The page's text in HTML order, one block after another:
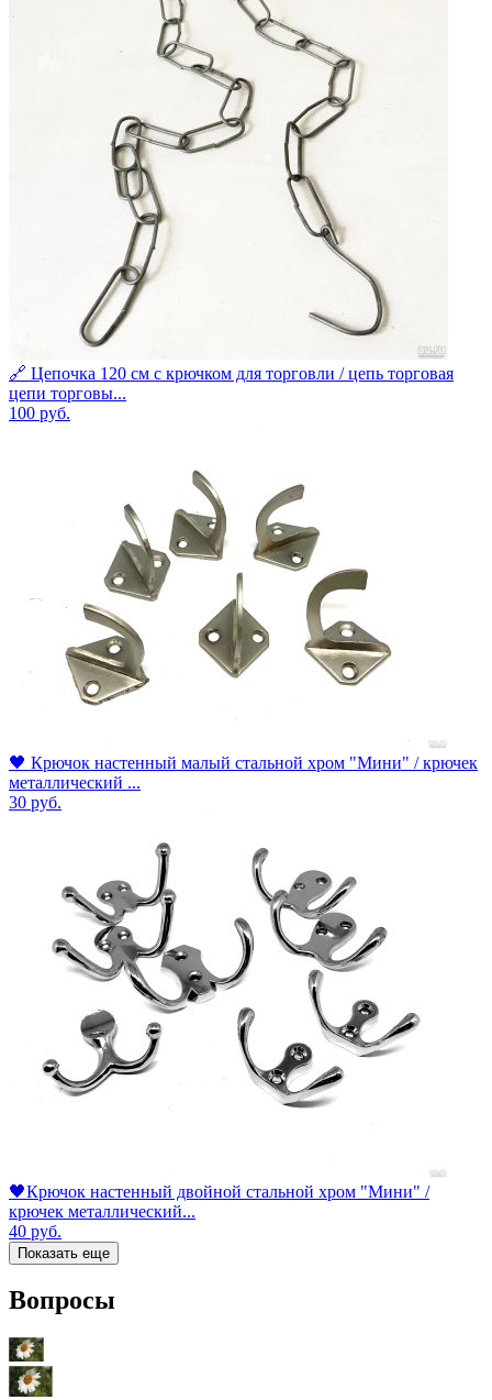
🔗 Цепочка 120 см с крючком для торговли / цепь торговая
цепи торговы...
100 руб.
🖤 Крючок настенный малый стальной хром "Мини" / крючек
металлический ...
30 руб.
🖤Крючок настенный двойной стальной хром "Мини" /
крючек металлический...
40 руб.
Показать еще
Вопросы